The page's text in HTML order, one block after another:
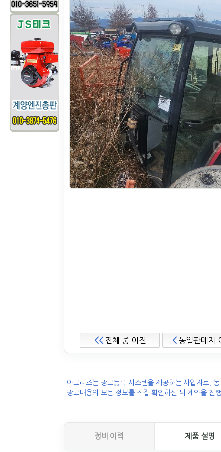
<<전체 중 이전 < 동일판매자
.아그리즈는 광고등록 시스템을 제공하는 사업자로,
.광고내용의 모든 정보를 직접 확인하신 뒤 계약을 진
정비 이력 제품 설명